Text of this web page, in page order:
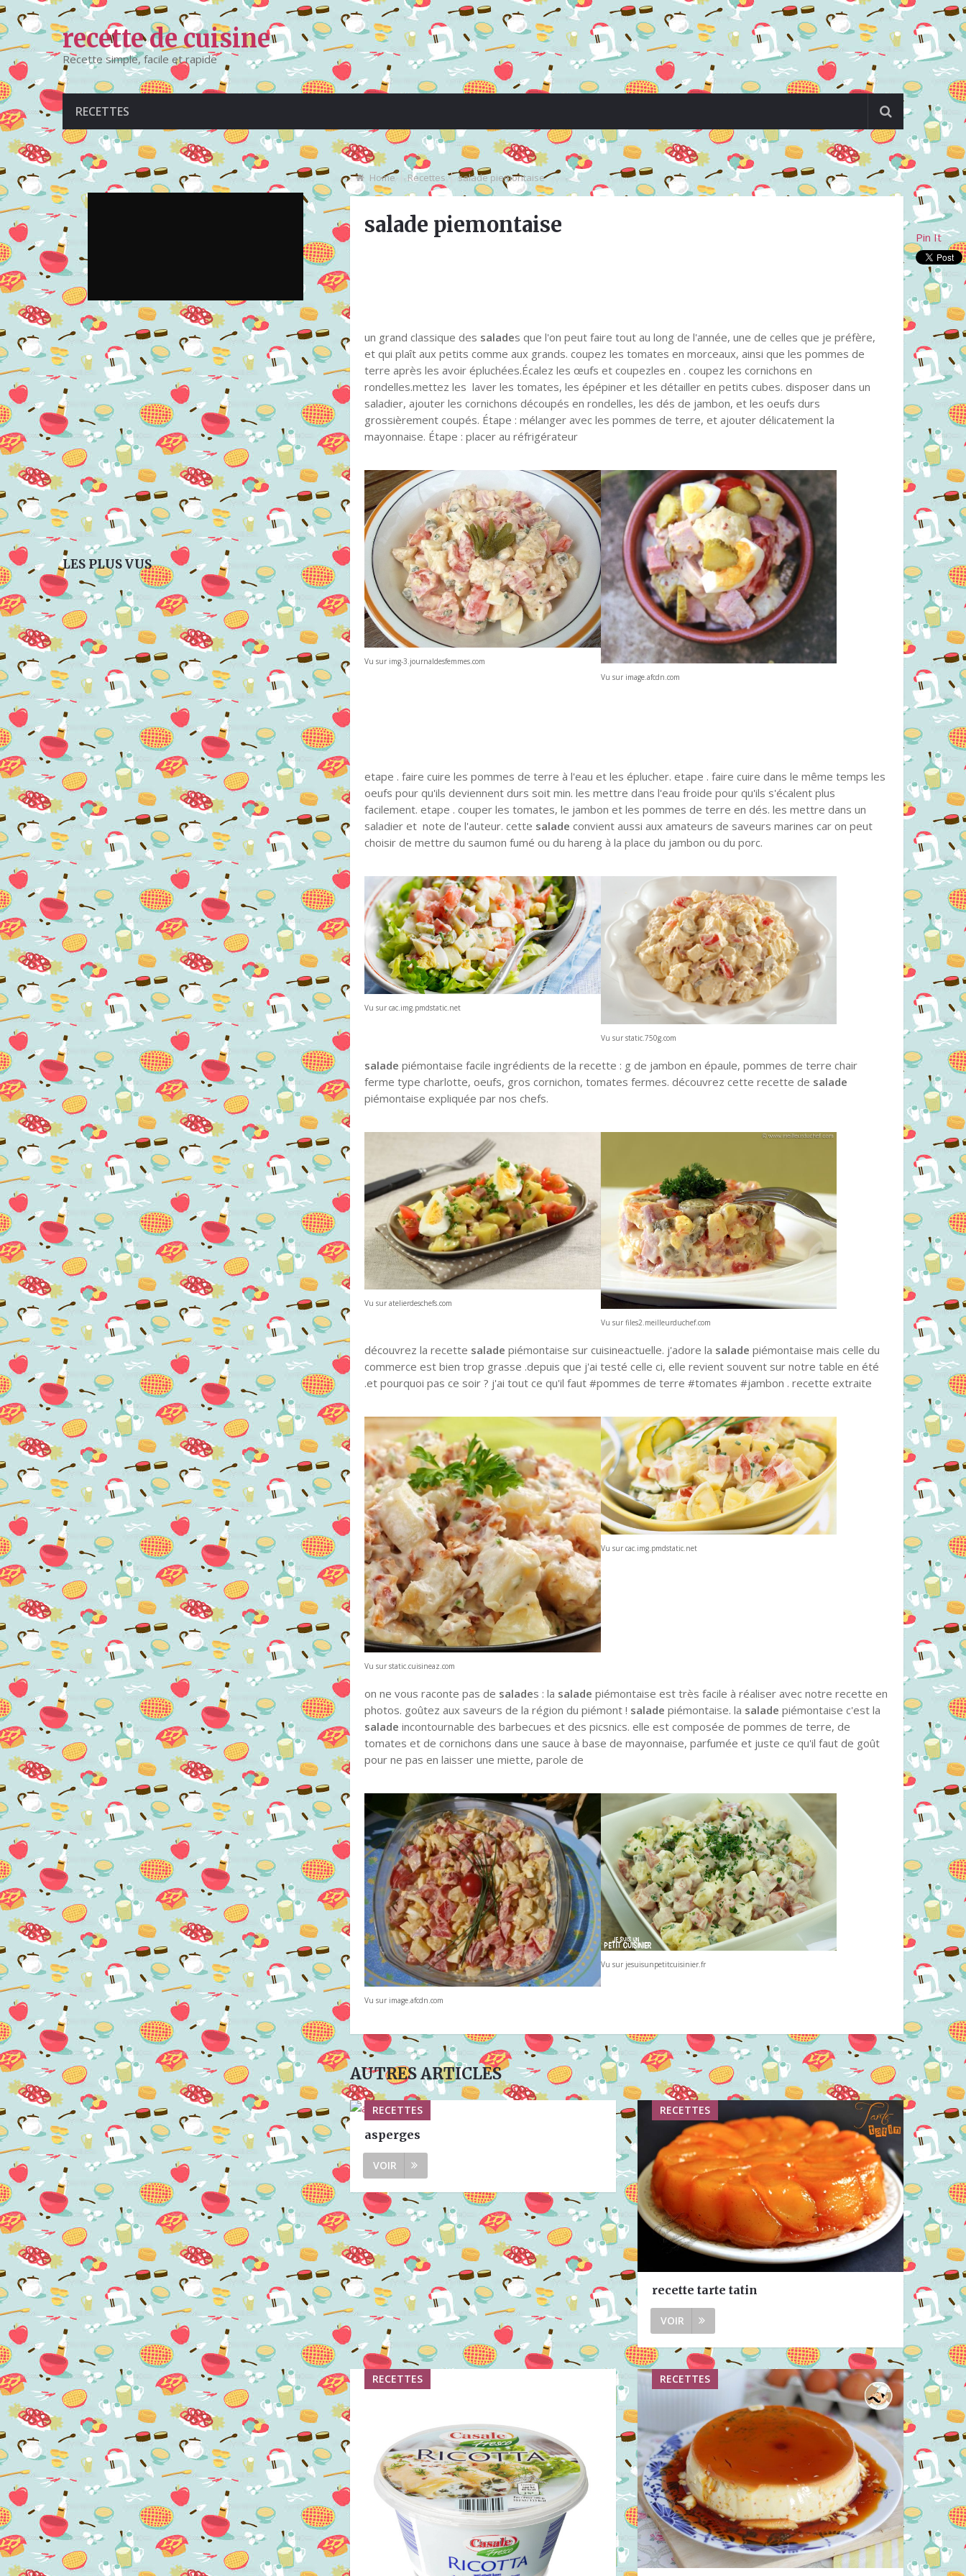
recette de cuisine
Recette simple, facile et rapide
RECETTES
Home Recettes salade piemontaise
salade piemontaise
un grand classique des salades que l'on peut faire tout au long de l'année, une de celles que je préfère,
et qui plaît aux petits comme aux grands. coupez les tomates en morceaux, ainsi que les pommes de
terre après les avoir épluchées.Écalez les œufs et coupezles en . coupez les cornichons en
rondelles.mettez les laver les tomates, les épépiner et les détailler en petits cubes. disposer dans un
saladier, ajouter les cornichons découpés en rondelles, les dés de jambon, et les oeufs durs
grossièrement coupés. Étape : mélanger avec les pommes de terre, et ajouter délicatement la
mayonnaise. Étape : placer au réfrigérateur
Vu sur img-3.journaldesfemmes.com
Vu sur image.afcdn.com
etape . faire cuire les pommes de terre à l'eau et les éplucher. etape . faire cuire dans le même temps les
oeufs pour qu'ils deviennent durs soit min. les mettre dans l'eau froide pour qu'ils s'écalent plus
facilement. etape . couper les tomates, le jambon et les pommes de terre en dés. les mettre dans un
saladier et note de l'auteur. cette salade convient aussi aux amateurs de saveurs marines car on peut
choisir de mettre du saumon fumé ou du hareng à la place du jambon ou du porc.
Vu sur cac.img.pmdstatic.net
Vu sur static.750g.com
salade piémontaise facile ingrédients de la recette : g de jambon en épaule, pommes de terre chair
ferme type charlotte, oeufs, gros cornichon, tomates fermes. découvrez cette recette de salade
piémontaise expliquée par nos chefs.
Vu sur atelierdeschefs.com
Vu sur files2.meilleurduchef.com
découvrez la recette salade piémontaise sur cuisineactuelle. j'adore la salade piémontaise mais celle du
commerce est bien trop grasse .depuis que j'ai testé celle ci, elle revient souvent sur notre table en été
.et pourquoi pas ce soir ? j'ai tout ce qu'il faut #pommes de terre #tomates #jambon . recette extraite
Vu sur static.cuisineaz.com
Vu sur cac.img.pmdstatic.net
on ne vous raconte pas de salades : la salade piémontaise est très facile à réaliser avec notre recette en
photos. goûtez aux saveurs de la région du piémont ! salade piémontaise. la salade piémontaise c'est la
salade incontournable des barbecues et des picsnics. elle est composée de pommes de terre, de
tomates et de cornichons dans une sauce à base de mayonnaise, parfumée et juste ce qu'il faut de goût
pour ne pas en laisser une miette, parole de
Vu sur image.afcdn.com
Vu sur jesuisunpetitcuisinier.fr
Pin It
AUTRES ARTICLES
RECETTES
asperges
VOIR
RECETTES
recette tarte tatin
VOIR
RECETTES RECETTES
LES PLUS VUS